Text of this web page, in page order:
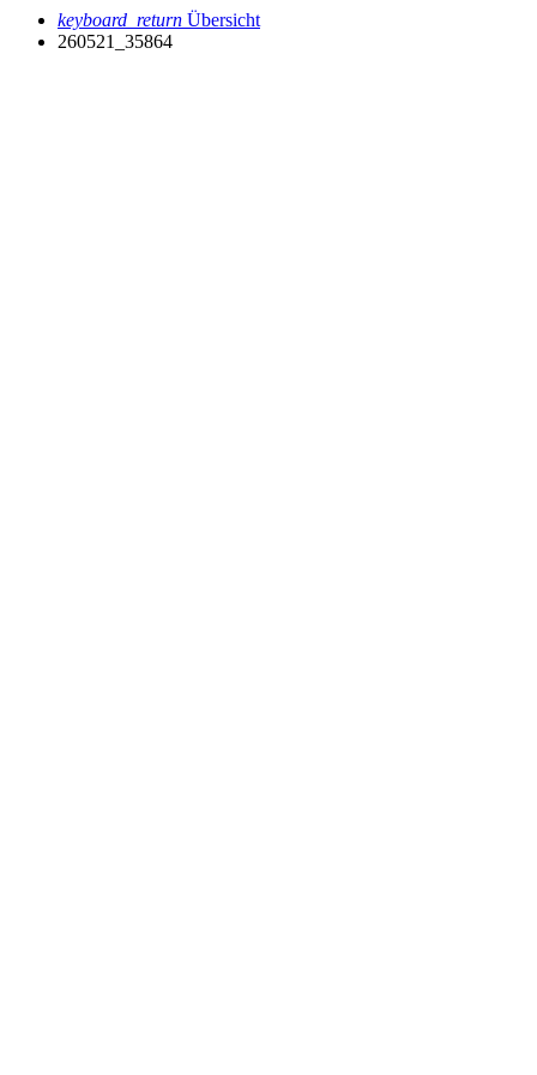
keyboard_return Übersicht
260521_35864